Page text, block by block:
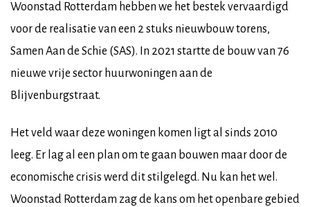
Woonstad Rotterdam hebben we het bestek vervaardigd
voor de realisatie van een 2 stuks nieuwbouw torens,
Samen Aan de Schie (SAS). In 2021 startte de bouw van 76
nieuwe vrije sector huurwoningen aan de
Blijvenburgstraat.
Het veld waar deze woningen komen ligt al sinds 2010
leeg. Er lag al een plan om te gaan bouwen maar door de
economische crisis werd dit stilgelegd. Nu kan het wel.
Woonstad Rotterdam zag de kans om het openbare gebied